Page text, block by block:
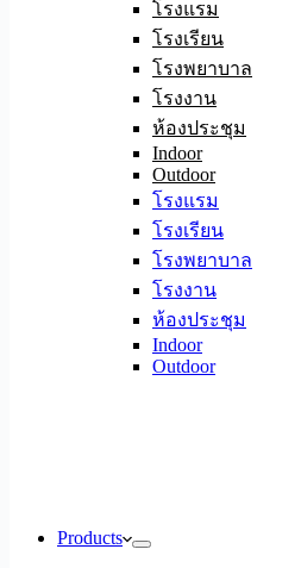
โรงแรม
โรงเรียน
โรงพยาบาล
โรงงาน
ห้องประชุม
Indoor
Outdoor
โรงแรม
โรงเรียน
โรงพยาบาล
โรงงาน
ห้องประชุม
Indoor
Outdoor
Products